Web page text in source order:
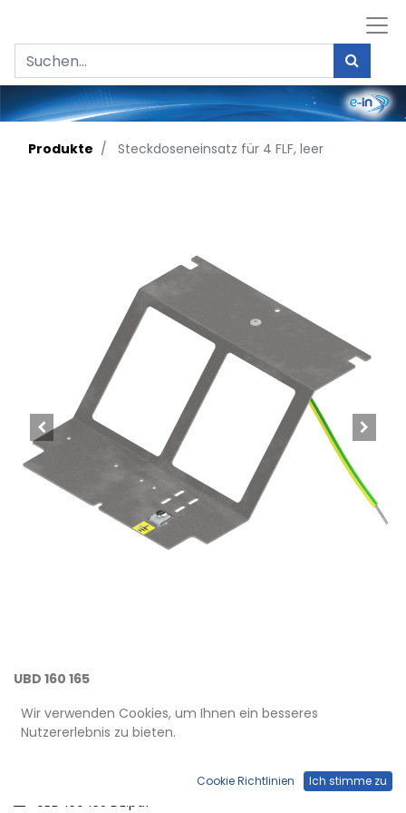
Produkte Steckdoseneinsatz für 4 FLF, leer
UBD 160 165
Steckdoseneinsatz für 4 FLF, leer
UBD 160 165 DE.pdf
Wir verwenden Cookies, um Ihnen ein besseres
Nutzererlebnis zu bieten.
Cookie Richtlinien Ich stimme zu